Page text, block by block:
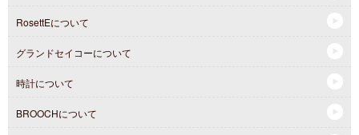
RosettEについて
グランドセイコーについて
時計について
BROOCHについて